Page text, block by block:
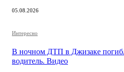
05.08.2026
Интересно
В ночном ДТП в Джизаке
водитель. Видео